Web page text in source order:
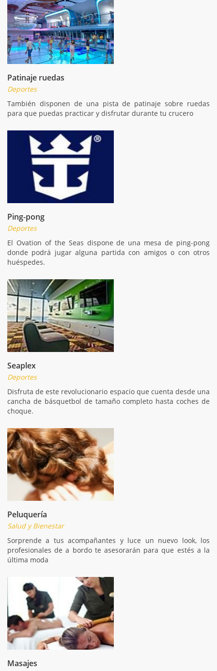
Patinaje ruedas
Deportes
También disponen de una pista de patinaje sobre ruedas
para que puedas practicar y disfrutar durante tu crucero
Ping-pong
Deportes
El Ovation of the Seas dispone de una mesa de ping-pong
donde podrá jugar alguna partida con amigos o con otros
huéspedes.
Seaplex
Deportes
Disfruta de este revolucionario espacio que cuenta desde una
cancha de básquetbol de tamaño completo hasta coches de
choque.
Peluquería
Salud y Bienestar
Sorprende a tus acompañantes y luce un nuevo look, los
profesionales de a bordo te asesorarán para que estés a la
última moda
Masajes